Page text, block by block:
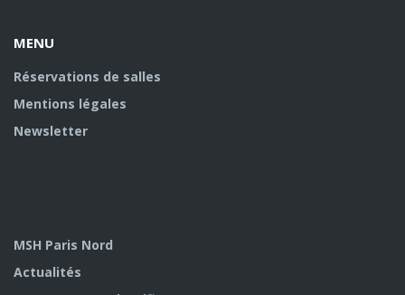
MENU
Réservations de salles
Mentions légales
Newsletter
MSH Paris Nord
Actualités